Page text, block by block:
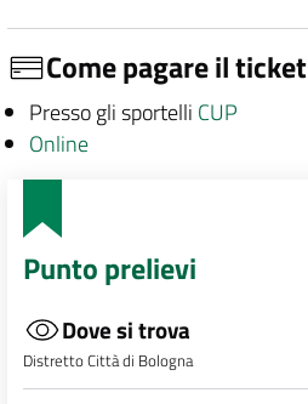
Come pagare il ticket
Presso gli sportelli CUP
Online
Punto prelievi
Dove si trova
Distretto Città di Bologna